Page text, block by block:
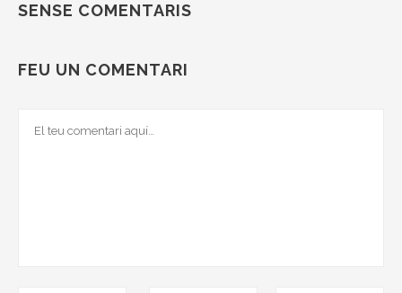
SENSE COMENTARIS
FEU UN COMENTARI